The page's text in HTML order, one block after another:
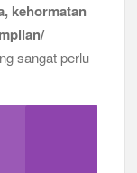
kehormatan
sangat perlu